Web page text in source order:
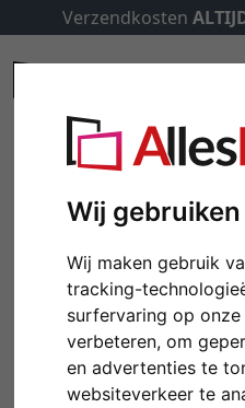
Wij
Wij maken gebruik
tracking-
surfervaring op
verbeteren, om
en advertenties te
websiteverkeer te
Verzendkosten